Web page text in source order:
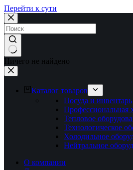
Перейти к сути
Ничего не найдено
Каталог товаров
Посуда и инвентарь
Профессиональная
Тепловое
Технологическое
Холодильное
Нейтральное
О компании